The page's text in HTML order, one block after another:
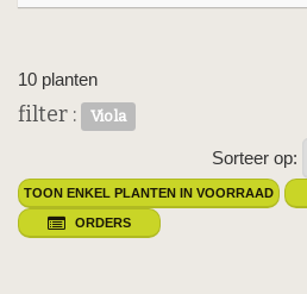
10 planten
filter : Viola
Sorteer op:
TOON ENKEL PLANTEN IN VOORRAAD
ORDERS